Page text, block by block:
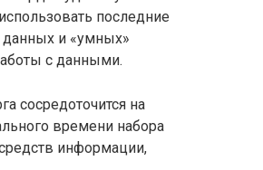
последние
данных и «умных»
с данными.
сосредоточится на
времени набора
информации,